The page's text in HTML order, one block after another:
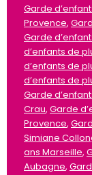
Garde
Provence,
Garde
d’enfants de
d’enfants de
d’enfants de
Garde
Crau, Garde
Provence,
Simiane
ans Marseille,
Aubagne,